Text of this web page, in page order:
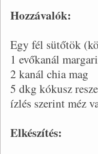
Hozzávalók:
Egy fél sütőtök
1 evőkanál
2 kanál chia mag
5 dkg kókusz
ízlés szerint méz
Elkészítés: